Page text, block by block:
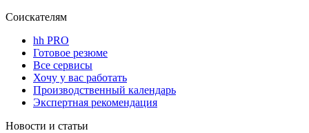
Соискателям
hh PRO
Готовое резюме
Все сервисы
Хочу у вас работать
Производственный календарь
Экспертная рекомендация
Новости и статьи